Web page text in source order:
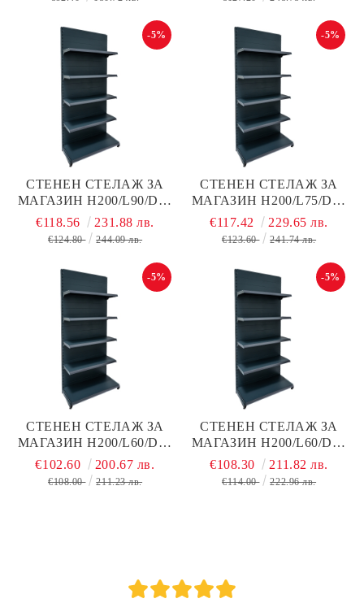
СТЕНЕН СТЕЛАЖ ЗА
МАГАЗИН Н200/L90/D40
СМ + 4 РАФТА ПО D30
СМ С ПЛЪТЕН ГРЪБ,
-5%
€118.56 231.88 лв.
€124.80 244.09 лв.
СТЕНЕН СТЕЛАЖ ЗА
МАГАЗИН Н200/L75/D40
СМ + 4 РАФТА ПО D40
СМ С ПЛЪТЕН ГРЪБ,
МЕТАЛЕН
-5%
€117.42 229.65 лв.
€123.60 241.74 лв.
СТЕНЕН СТЕЛАЖ ЗА
МАГАЗИН Н200/L60/D40
СМ + 4 РАФТА ПО D30 С
ПЛЪТЕН ГРЪБ, ТЪМНО
-5%
€102.60 200.67 лв.
€108.00 211.23 лв.
СТЕНЕН СТЕЛАЖ ЗА
МАГАЗИН Н200/L60/D40
СМ + 4 РАФТА ПО D40 С
ПЛЪТЕН ГРЪБ, ТЪМНО
-5%
€108.30 211.82 лв.
€114.00 222.96 лв.